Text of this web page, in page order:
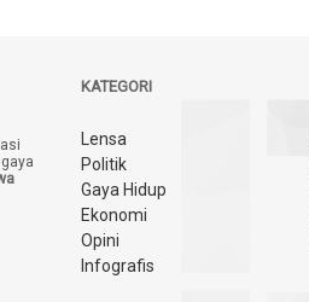
KATEGORI
Lensa
Politik
Gaya Hidup
Ekonomi
Opini
Infografis